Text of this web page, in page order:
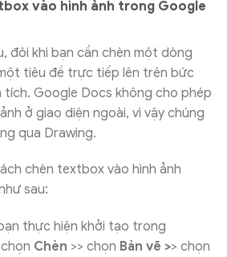
vào hình ảnh trong Google
đôi khi bạn cần chèn một dòng
tiêu đề trực tiếp lên trên bức
tích. Google Docs không cho phép
ở giao diện ngoài, vì vậy chúng
qua Drawing.
chèn textbox vào hình ảnh
sau:
thực hiện khởi tạo trong
Chèn >> chọn Bản vẽ >> chọn